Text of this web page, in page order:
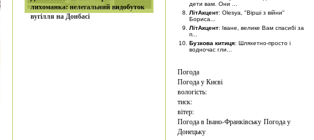
лихоманка: нелегальний видобуток
вугілля на Донбасі
дети вам. Они ...
ЛітАкцент: Olesya, "Вірші з війни"
Бориса...
ЛітАкцент: Іване, велике Вам спасибі за
п...
Бузкова китиця: Шляхетно-просто і
водночас гли...
Погода
Погода уКиєві
вологість:
тиск:
вітер:
Погода в Івано-Франківську Погода у
Донецьку